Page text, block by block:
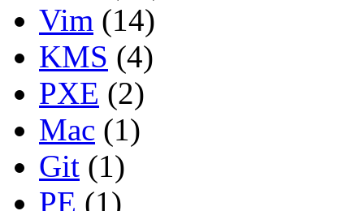
Vim (14)
KMS (4)
PXE (2)
Mac (1)
Git (1)
PE (1)